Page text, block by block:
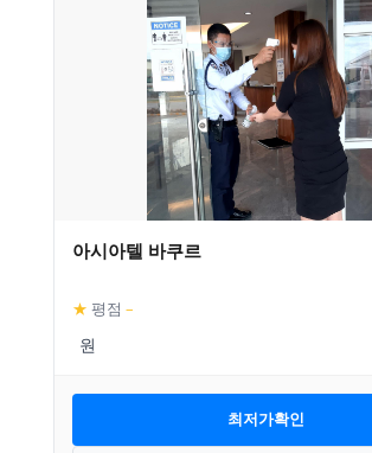
아시아텔 바쿠르
★ 평점 –
최저가확인